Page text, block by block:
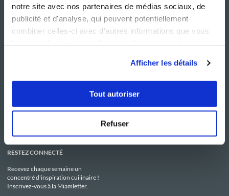
notre site avec nos partenaires de médias sociaux, de
publicité et d'analyse, qui peuvent potentiellement
combiner celles-ci avec d'autres informations que vous
Afficher les détails
Tout autoriser
Refuser
Le Mag'
Boutique
C.G.U
Politique de confidentialité
Utilisation des Cookies
RESTEZ CONNECTÉ
Recevez chaque semaine un
concentré d'inspiration cuilinaire !
Inscrivez-vous à la Miamletter.